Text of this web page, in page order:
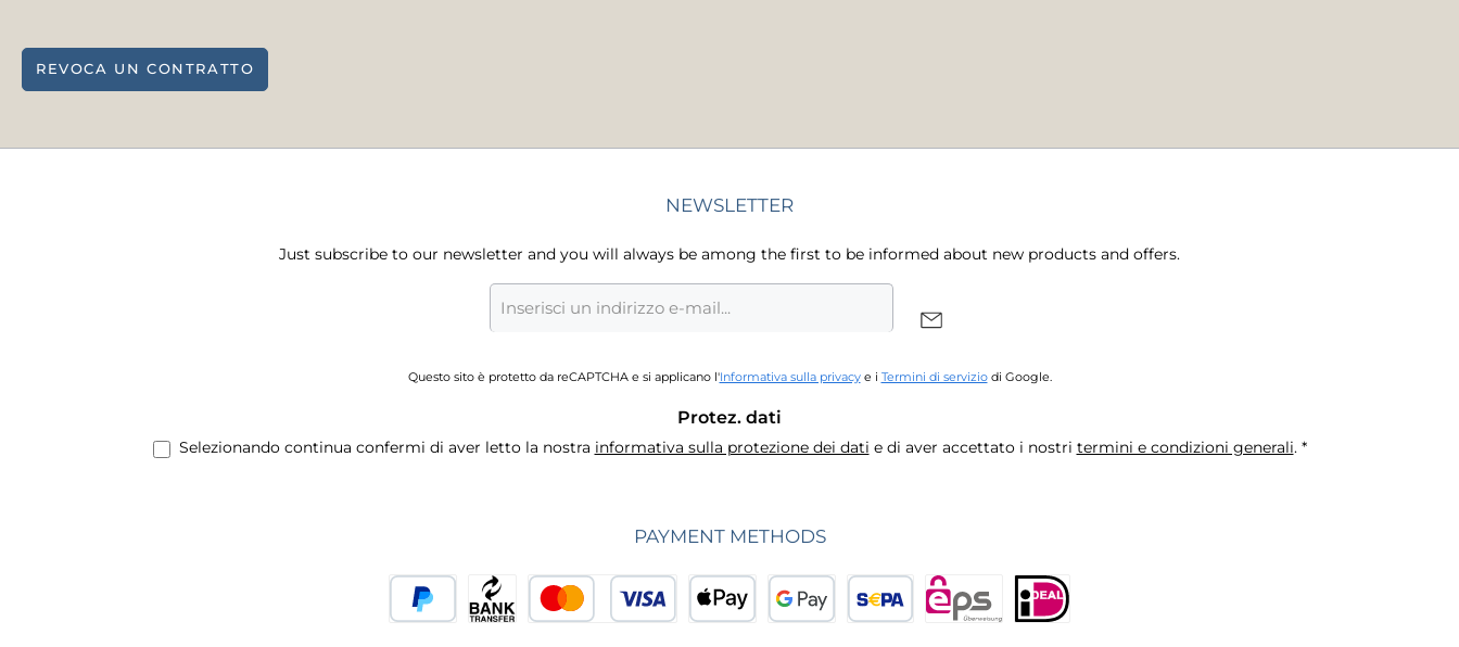
REVOCA UN CONTRATTO
NEWSLETTER
Just subscribe to our newsletter and you will always be among the first to be informed about new products and offers.
e-
Questo sito è protetto da reCAPTCHA e si applicano l'Informativa sulla privacye i Termini di serviziodi Google.
Protez. dati
Selezionando continua confermi di aver letto la nostra informativa sulla protezione dei dati e di aver accettato i nostri termini e condizioni generali. *
PAYMENT METHODS